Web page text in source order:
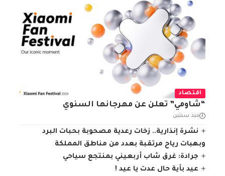
اقتصاد
“شاومي” تعلن عن مهرجانها السنوي
منذ سنتين
نشرة إنذارية.. زخات رعدية مصحوبة بحبات البرد
وبهبات رياح مرتقبة بعدد من مناطق المملكة
جرادة: غرق شاب أربعيني بمنتجع سياحي
عيد بأية حال عدت يا عيد !